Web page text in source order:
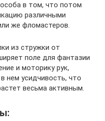
в том, что потом
различными
же фломастеров.
из стружки от
поле для фантазии
и моторику рук,
нем усидчивость, что
весьма активным.